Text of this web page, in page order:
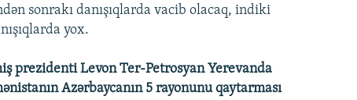
sonrakı danışıqlarda vacib olacaq, indiki
yox.
prezidenti Levon Ter-Petrosyan Yerevanda
Azərbaycanın 5 rayonunu qaytarması